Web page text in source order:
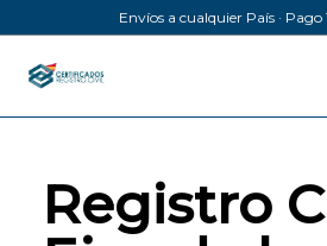
al
contenido
Envíos a cualquier País · Pago
Registro